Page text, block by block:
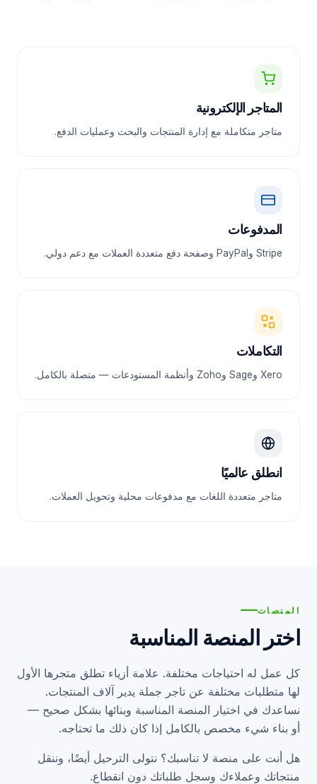
المتاجر الإلكترونية
متاجر متكاملة مع إدارة المنتجات والبحث وعمليات الدفع.
المدفوعات
Stripe وPayPal وصفحة دفع متعددة العملات مع دعم دولي.
التكاملات
Xero وSage وZoho وأنظمة المستودعات — متصلة بالكامل.
انطلق عالميًا
متاجر متعددة اللغات مع مدفوعات محلية وتحويل العملات.
المنصات
اختر المنصة المناسبة
كل عمل له احتياجات مختلفة. علامة أزياء تطلق متجرها الأول
لها متطلبات مختلفة عن تاجر جملة يدير آلاف المنتجات.
نساعدك في اختيار المنصة المناسبة وبنائها بشكل صحيح —
أو بناء شيء مخصص بالكامل إذا كان ذلك ما تحتاجه.
هل أنت على منصة لا تناسبك؟ نتولى الترحيل أيضًا، وننقل
منتجاتك وعملاءك وسجل طلباتك دون انقطاع.